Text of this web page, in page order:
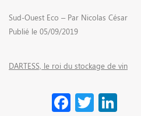
Sud-Ouest Eco – Par Nicolas César
Publié le 05/09/2019
DARTESS, le roi du stockage de vin
Facebook
Twitter